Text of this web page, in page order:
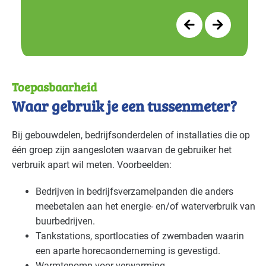
Zorg - zorginstellingen Gevorderd
Toepasbaarheid
Waar gebruik je een tussenmeter?
Bij gebouwdelen, bedrijfsonderdelen of installaties die op
één groep zijn aangesloten waarvan de gebruiker het
verbruik apart wil meten. Voorbeelden:
Bedrijven in bedrijfsverzamelpanden die anders
meebetalen aan het energie- en/of waterverbruik van
buurbedrijven.
Tankstations, sportlocaties of zwembaden waarin
een aparte horecaonderneming is gevestigd.